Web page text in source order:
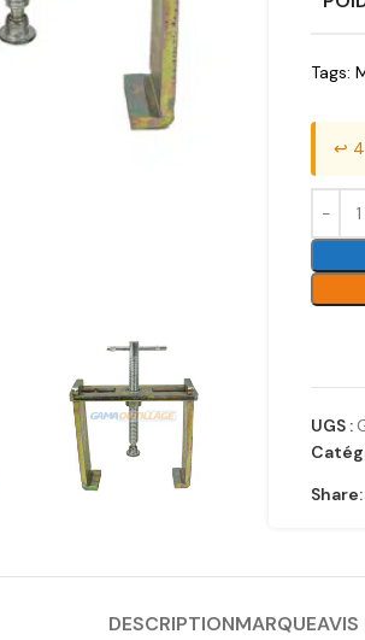
Tags:
↩️ 4
UGS :
Share:
DESCRIPTIONMARQUE